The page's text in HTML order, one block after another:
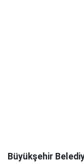
Büyükşehir